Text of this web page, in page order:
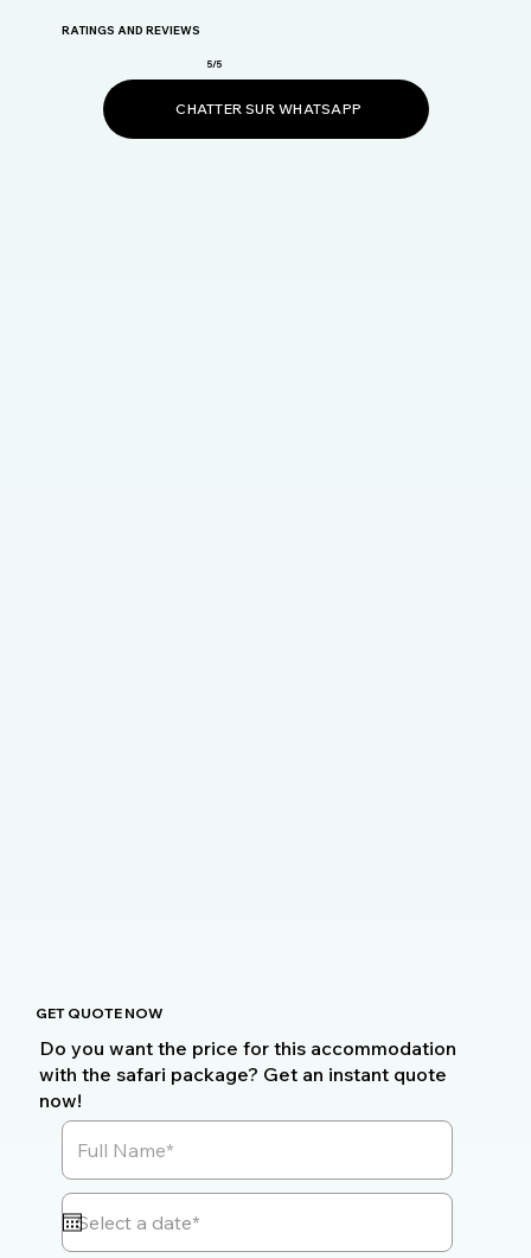
RATINGS AND REVIEWS
5/5
CHATTER SUR WHATSAPP
GET QUOTE NOW
Do you want the price for this accommodation
with the safari package? Get an instant quote
now!